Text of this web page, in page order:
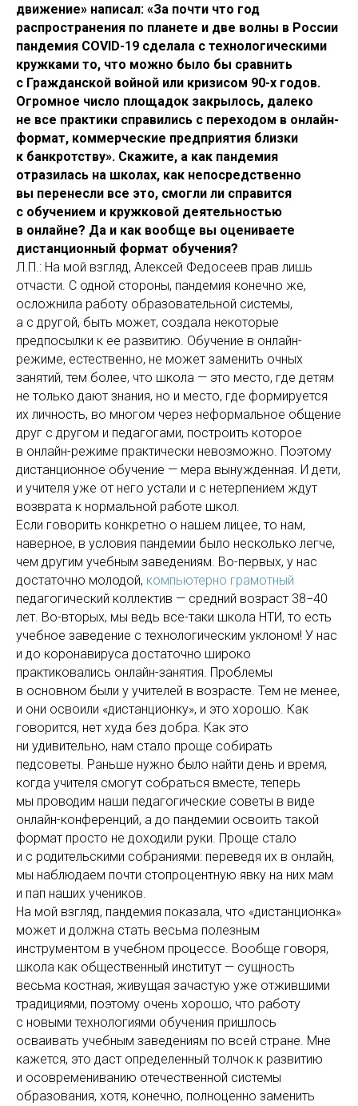
движение» написал: «За почти что год
распространения по планете и две волны в России
пандемия COVID-19 сделала с технологическими
кружками то, что можно было бы сравнить
с Гражданской войной или кризисом 90-х годов.
Огромное число площадок закрылось, далеко
не все практики справились с переходом в онлайн-
формат, коммерческие предприятия близки
к банкротству». Скажите, а как пандемия
отразилась на школах, как непосредственно
вы перенесли все это, смогли ли справится
с обучением и кружковой деятельностью
в онлайне? Да и как вообще вы оцениваете
дистанционный формат обучения?
Л.П.: На мой взгляд, Алексей Федосеев прав лишь
отчасти. С одной стороны, пандемия конечно же,
осложнила работу образовательной системы,
а с другой, быть может, создала некоторые
предпосылки к ее развитию. Обучение в онлайн-
режиме, естественно, не может заменить очных
занятий, тем более, что школа — это место, где детям
не только дают знания, но и место, где формируется
их личность, во многом через неформальное общение
друг с другом и педагогами, построить которое
в онлайн-режиме практически невозможно. Поэтому
дистанционное обучение — мера вынужденная. И дети,
и учителя уже от него устали и с нетерпением ждут
возврата к нормальной работе школ.
Если говорить конкретно о нашем лицее, то нам,
наверное, в условия пандемии было несколько легче,
чем другим учебным заведениям. Во-первых, у нас
достаточно молодой, компьютерно грамотный
педагогический коллектив — средний возраст 38−40
лет. Во-вторых, мы ведь все-таки школа НТИ, то есть
учебное заведение с технологическим уклоном! У нас
и до коронавируса достаточно широко
практиковались онлайн-занятия. Проблемы
в основном были у учителей в возрасте. Тем не менее,
и они освоили «дистанционку», и это хорошо. Как
говорится, нет худа без добра. Как это
ни удивительно, нам стало проще собирать
педсоветы. Раньше нужно было найти день и время,
когда учителя смогут собраться вместе, теперь
мы проводим наши педагогические советы в виде
онлайн-конференций, а до пандемии освоить такой
формат просто не доходили руки. Проще стало
и с родительскими собраниями: переведя их в онлайн,
мы наблюдаем почти стопроцентную явку на них мам
и пап наших учеников.
На мой взгляд, пандемия показала, что «дистанционка»
может и должна стать весьма полезным
инструментом в учебном процессе. Вообще говоря,
школа как общественный институт — сущность
весьма костная, живущая зачастую уже отжившими
традициями, поэтому очень хорошо, что работу
с новыми технологиями обучения пришлось
осваивать учебным заведениям по всей стране. Мне
кажется, это даст определенный толчок к развитию
и осовремениванию отечественной системы
образования, хотя, конечно, полноценно заменить